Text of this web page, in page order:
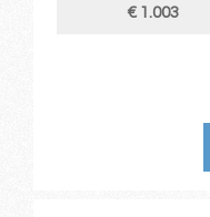
€ 1.003